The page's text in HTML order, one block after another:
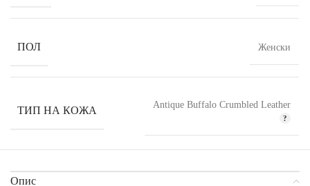
ПОЛ Женски
ТИП НА КОЖА Antique Buffalo Crumbled Leather
Опис